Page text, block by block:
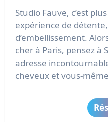
Studio Fauve, c’est
expérience de
d’embellissement.
cher à Paris, pensez à
adresse
cheveux et vous-